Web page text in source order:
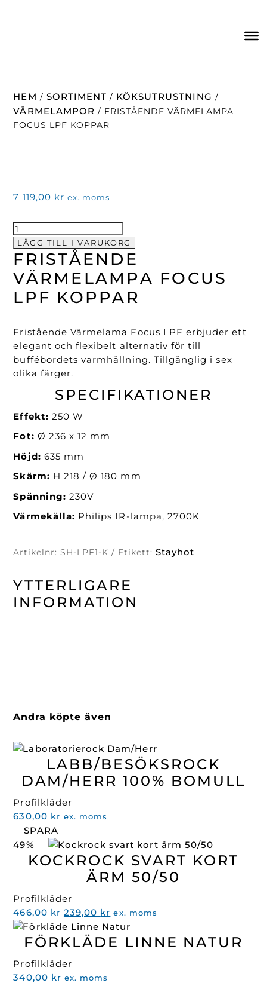
HEM / SORTIMENT / KÖKSUTRUSTNING /
VÄRMELAMPOR / FRISTÅENDE VÄRMELAMPA
FOCUS LPF KOPPAR
FRISTÅENDE
VÄRMELAMPA FOCUS
LPF KOPPAR
Fristående Värmelama Focus LPF erbjuder ett
elegant och flexibelt alternativ för till
buffébordets varmhållning. Tillgänglig i sex
olika färger.
SPECIFIKATIONER
Effekt: 250 W
Fot: Ø 236 x 12 mm
Höjd: 635 mm
Skärm: H 218 /Ø 180 mm
Spänning: 230V
Värmekälla: Philips IR-lampa, 2700K
Artikelnr:SH-LPF1-K Etikett: Stayhot
YTTERLIGARE
INFORMATION
7 119,00 kr ex. moms
Fristående
Värmelampa
Focus
LPF
Koppar
mängd
LÄGG TILL I VARUKORG
Andra köpte även
LABB/BESÖKSROCK
DAM/HERR 100% BOMULL
Profilkläder
630,00 kr ex. moms
SPARA
49%
KOCKROCK SVART KORT
ÄRM 50/50
Profilkläder
466,00kr Det
ursprungliga
priset
466,00 kr.
239,00 kr Det
nuvarande
priset
ex. moms
FÖRKLÄDE LINNE NATUR
Profilkläder
340,00 kr ex. moms